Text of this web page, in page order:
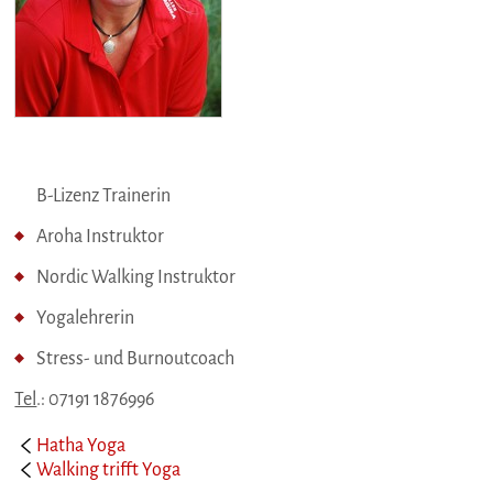
B-Lizenz Trainerin
Aroha Instruktor
Nordic Walking Instruktor
Yogalehrerin
Stress- und Burnoutcoach
Tel .: 07191 1876996
Hatha Yoga
Walking trifft Yoga